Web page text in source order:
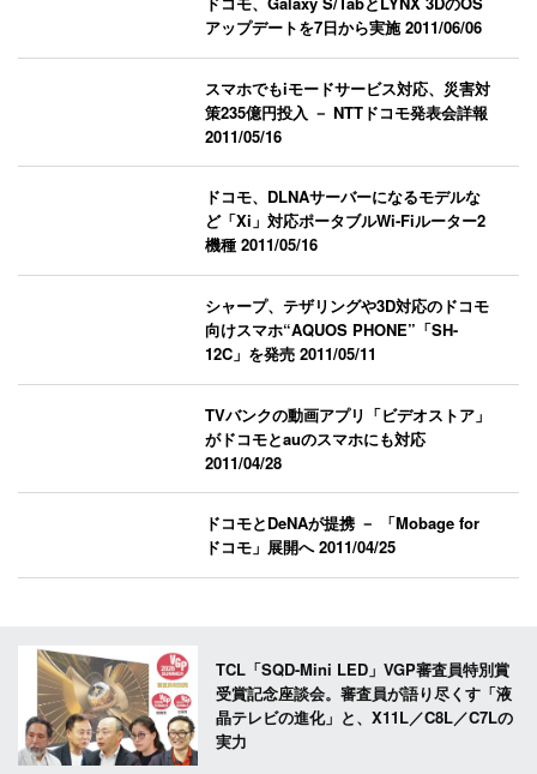
アップデートを7日から実施2011/06/06
スマホでもiモードサービス対応、災害対
策235億円投入 － NTTドコモ発表会詳報
2011/05/16
ドコモ、DLNAサーバーになるモデルな
ど「Xi」対応ポータブルWi-Fiルーター2
機種2011/05/16
シャープ、テザリングや3D対応のドコモ
向けスマホ“AQUOS PHONE”「SH-
12C」を発売2011/05/11
TVバンクの動画アプリ「ビデオストア」
がドコモとauのスマホにも対応
2011/04/28
ドコモとDeNAが提携 － 「Mobage for
ドコモ」展開へ2011/04/25
TCL「SQD-Mini LED」VGP審査員特別賞
受賞記念座談会。審査員が語り尽くす「液
晶テレビの進化」と、X11L／C8L／C7Lの
実力